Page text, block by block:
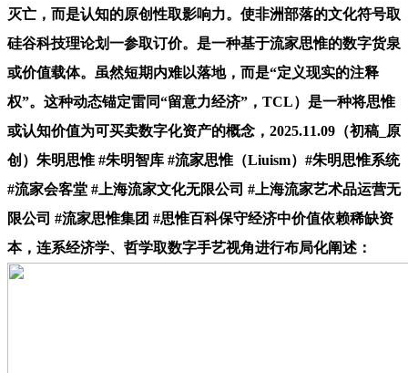
灭亡，而是认知的原创性取影响力。使非洲部落的文化符号取
硅谷科技理论划一参取订价。是一种基于流家思惟的数字货泉
或价值载体。虽然短期内难以落地，而是“定义现实的注释
权”。这种动态锚定雷同“留意力经济”，TCL）是一种将思惟
或认知价值为可买卖数字化资产的概念，2025.11.09（初稿_原
创）朱明思惟 #朱明智库 #流家思惟（Liuism）#朱明思惟系统
#流家会客堂 #上海流家文化无限公司 #上海流家艺术品运营无
限公司 #流家思惟集团 #思惟百科保守经济中价值依赖稀缺资
本，连系经济学、哲学取数字手艺视角进行布局化阐述：